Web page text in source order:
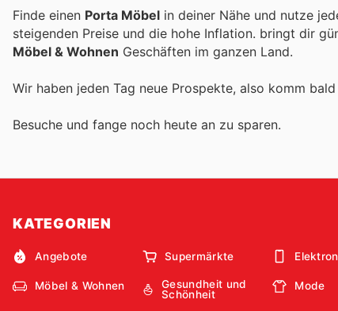
Finde einen Porta Möbel in deiner Nähe und nutze
steigenden Preise und die hohe Inflation. bringt dir
Möbel & Wohnen Geschäften im ganzen Land.
Wir haben jeden Tag neue Prospekte, also komm
Besuche und fange noch heute an zu sparen.
KATEGORIEN
Angebote Supermärkte
Möbel & Wohnen
Gesundheit und
Schönheit
Mode